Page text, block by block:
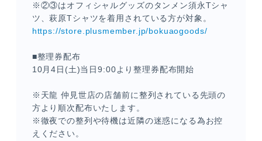
※②③はオフィシャルグッズのタンメン須永Tシャ
ツ、萩原Tシャツを着用されている方が対象。
https://store.plusmember.jp/bokuaogoods/
■整理券配布
10月4日(土)当日9:00より整理券配布開始
※天龍 仲見世店の店舗前に整列されている先頭の
方より順次配布いたします。
※徹夜での整列や待機は近隣の迷惑になる為お控
えください。